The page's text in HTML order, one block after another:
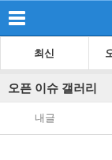
최신
오픈 이슈 갤러리
내글